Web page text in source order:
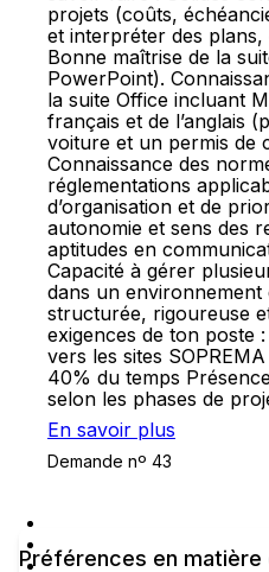
projets (coûts,
et interpréter des plans,
Bonne maîtrise de la
PowerPoint).
la suite Office incluant
français et de l’anglais
voiture et un permis de
Connaissance des
réglementations
d’organisation et de
autonomie et sens des
aptitudes en
Capacité à gérer
dans un
structurée, rigoureuse
exigences de ton poste
vers les sites
40% du temps
selon les phases de
En savoir plus
Demande nº 43
Préférences en matière